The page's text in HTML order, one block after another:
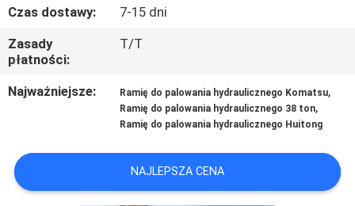
NOWOŚCI
POPROŚ
MAPA
Czas dostawy:
7-15 dni
Zasady
płatności:
T/T
Najważniejsze: Ramię do palowania hydraulicznego Komatsu,
Ramię do palowania hydraulicznego 38 ton,
Ramię do palowania hydraulicznego Huitong
NAJLEPSZA CENA